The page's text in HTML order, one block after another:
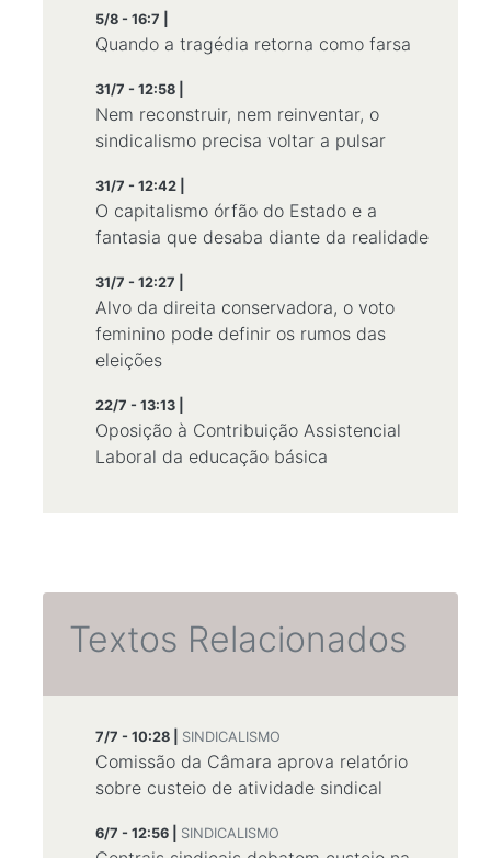
5/8 - 16:7 |
Quando a tragédia retorna como farsa
31/7 - 12:58 |
Nem reconstruir, nem reinventar, o
sindicalismo precisa voltar a pulsar
31/7 - 12:42 |
O capitalismo órfão do Estado e a
fantasia que desaba diante da realidade
31/7 - 12:27 |
Alvo da direita conservadora, o voto
feminino pode definir os rumos das
eleições
22/7 - 13:13 |
Oposição à Contribuição Assistencial
Laboral da educação básica
Textos Relacionados
7/7 - 10:28 | SINDICALISMO
Comissão da Câmara aprova relatório
sobre custeio de atividade sindical
6/7 - 12:56 | SINDICALISMO